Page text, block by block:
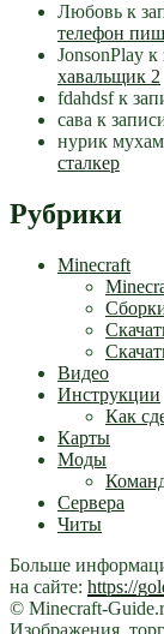
Любовь к
телефон
JonsonPlay к
хавальщик 2
fdahdsfк
сава к
нурик
сталкер
Рубрики
Minecraft
Видео
Инструкции
Как
Карты
Моды
Сервера
Читы
Больше
на сайте: https://
© Minecraft-
Изображения,